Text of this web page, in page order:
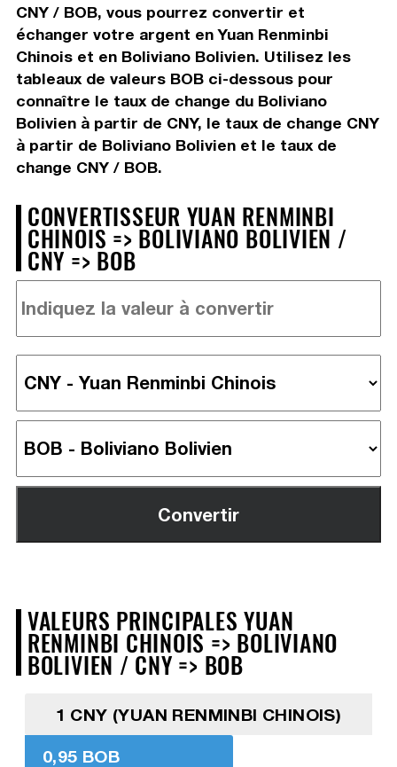
CNY / BOB, vous pourrez convertir et
échanger votre argent en Yuan Renminbi
Chinois et en Boliviano Bolivien. Utilisez les
tableaux de valeurs BOB ci-dessous pour
connaître le taux de change du Boliviano
Bolivien à partir de CNY, le taux de change CNY
à partir de Boliviano Bolivien et le taux de
change CNY / BOB.
CONVERTISSEUR YUAN RENMINBI
CHINOIS => BOLIVIANO BOLIVIEN /
CNY => BOB
VALEURS PRINCIPALES YUAN
RENMINBI CHINOIS => BOLIVIANO
BOLIVIEN / CNY => BOB
1 CNY (YUAN RENMINBI CHINOIS)
0,95 BOB